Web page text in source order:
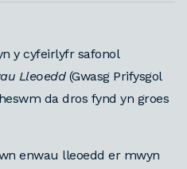
y cyfeirlyfr safonol
Lleoedd (Gwasg Prifysgol
da dros fynd yn groes
enwau lleoedd er mwyn